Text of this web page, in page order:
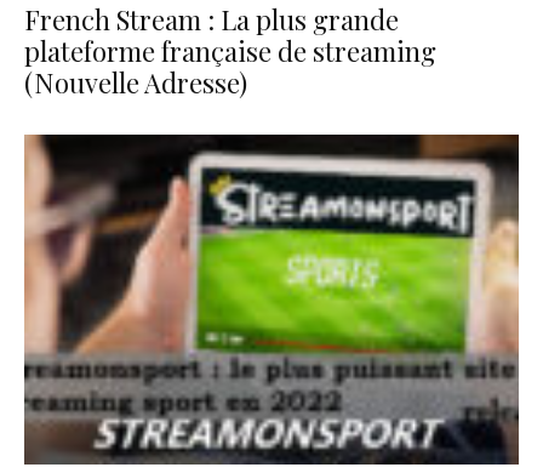
French Stream : La plus grande
plateforme française de streaming
(Nouvelle Adresse)